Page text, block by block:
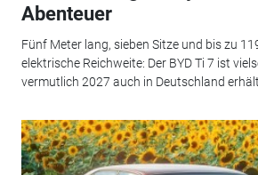
Abenteuer
Fünf Meter lang, sieben Sitze und bis zu
elektrische Reichweite: Der BYD Ti 7 ist
vermutlich 2027 auch in Deutschland